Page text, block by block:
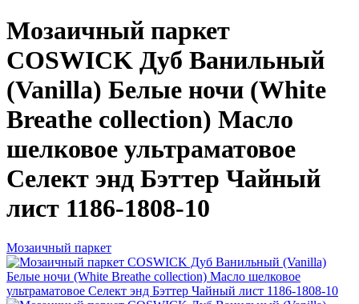
Мозаичный паркет
COSWICK Дуб Ванильный
(Vanilla) Белые ночи (White
Breathe collection) Масло
шелковое ультраматовое
Селект энд Бэттер Чайный
лист 1186-1808-10
Мозаичный паркет